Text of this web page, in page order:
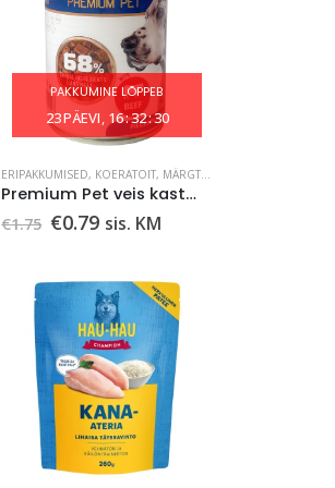
PAKKUMINE LÕPPEB
23PÄEVI 16:32:29
ERIPAKKUMISED, KOERATOIT, MÄRGTOIDUD
Premium Pet veis kastmes 415 g
€1.75 Algne
€1.75.
€0.79Praegune
€0.79.
sis. KM